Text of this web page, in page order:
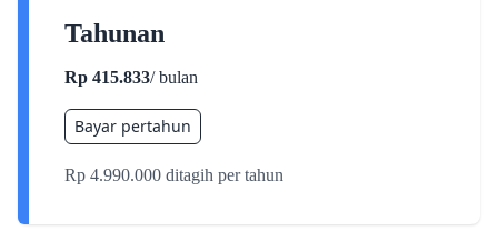
Tahunan
Rp 415.833/ bulan
Bayar pertahun
Rp 4.990.000 ditagih per tahun